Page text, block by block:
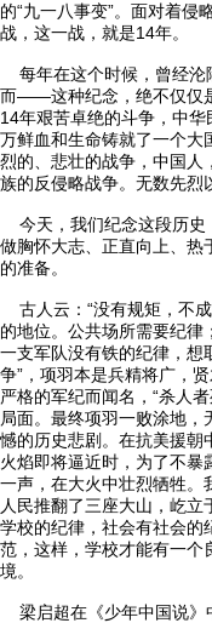
的“九一八事变”。面对着侵
战，这一战，就是14年。
每年在这个时候，曾经沦
而——这种纪念，绝不仅仅
14年艰苦卓绝的斗争，中
万鲜血和生命铸就了一个大
烈的、悲壮的战争，中国人
族的反侵略战争。无数先
今天，我们纪念这段历史
做胸怀大志、正直向上、热
的准备。
古人云：“没有规矩，不
的地位。公共场所需要纪律
一支军队没有铁的纪律，想
争”，项羽本是兵精将广，
严格的军纪而闻名，“杀人
局面。最终项羽一败涂地
憾的历史悲剧。在抗美援朝
火焰即将逼近时，为了不暴
一声，在大火中壮烈牺牲。
人民推翻了三座大山，屹
学校的纪律，社会有社会的
范，这样，学校才能有一个
境。
梁启超在《少年中国说》